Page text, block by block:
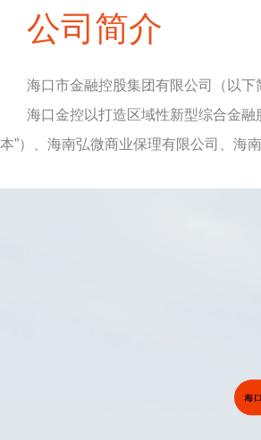
公司简介
海口市金融控股集团有限公司（以
海口金控以打造区域性新型综合金
本”）、海南弘微商业保理有限公司、海